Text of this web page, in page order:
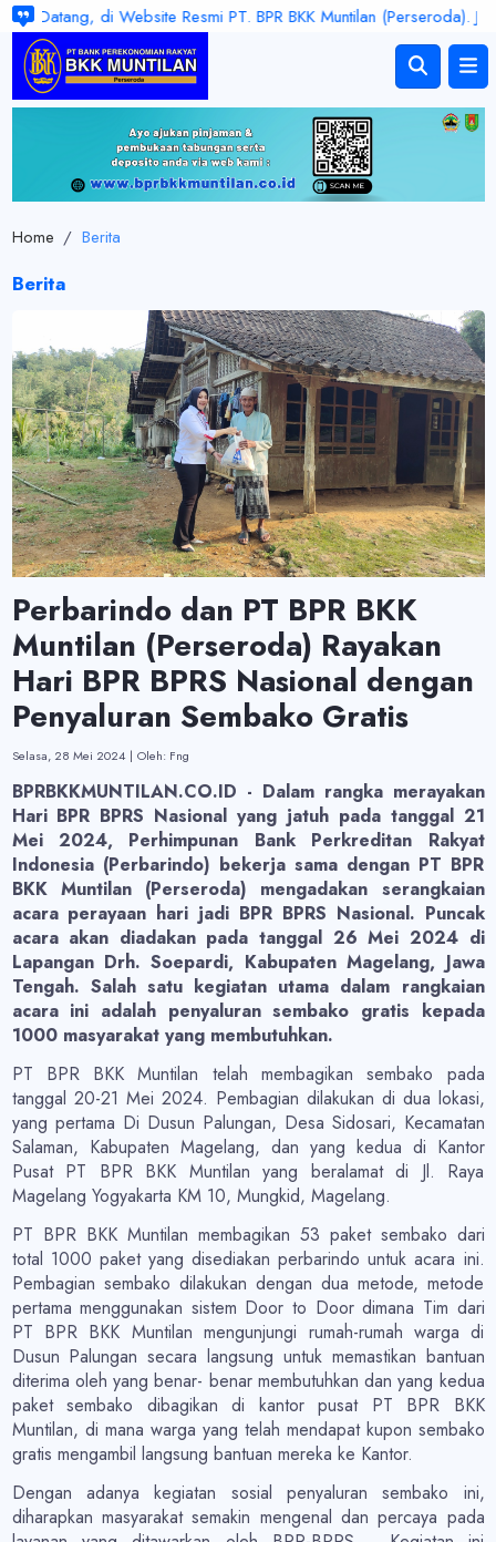
di Website Resmi PT. BPR BKK Muntilan (Perseroda). Jam
Berita
Home / Berita
Perbarindo dan PT BPR BKK
Muntilan (Perseroda) Rayakan
Hari BPR BPRS Nasional dengan
Penyaluran Sembako Gratis
Selasa, 28 Mei 2024 | Oleh: Fng
BPRBKKMUNTILAN.CO.ID - Dalam rangka merayakan
Hari BPR BPRS Nasional yang jatuh pada tanggal 21
Mei 2024, Perhimpunan Bank Perkreditan Rakyat
Indonesia (Perbarindo) bekerja sama dengan PT BPR
BKK Muntilan (Perseroda) mengadakan serangkaian
acara perayaan hari jadi BPR BPRS Nasional. Puncak
acara akan diadakan pada tanggal 26 Mei 2024 di
Lapangan Drh. Soepardi, Kabupaten Magelang, Jawa
Tengah. Salah satu kegiatan utama dalam rangkaian
acara ini adalah penyaluran sembako gratis kepada
1000 masyarakat yang membutuhkan.
PT BPR BKK Muntilan telah membagikan sembako pada
tanggal 20-21 Mei 2024. Pembagian dilakukan di dua lokasi,
yang pertama Di Dusun Palungan, Desa Sidosari, Kecamatan
Salaman, Kabupaten Magelang, dan yang kedua di Kantor
Pusat PT BPR BKK Muntilan yang beralamat di Jl. Raya
Magelang Yogyakarta KM 10, Mungkid, Magelang.
PT BPR BKK Muntilan membagikan 53 paket sembako dari
total 1000 paket yang disediakan perbarindo untuk acara ini.
Pembagian sembako dilakukan dengan dua metode, metode
pertama menggunakan sistem Door to Door dimana Tim dari
PT BPR BKK Muntilan mengunjungi rumah-rumah warga di
Dusun Palungan secara langsung untuk memastikan bantuan
diterima oleh yang benar- benar membutuhkan dan yang kedua
paket sembako dibagikan di kantor pusat PT BPR BKK
Muntilan, di mana warga yang telah mendapat kupon sembako
gratis mengambil langsung bantuan mereka ke Kantor.
Dengan adanya kegiatan sosial penyaluran sembako ini,
diharapkan masyarakat semakin mengenal dan percaya pada